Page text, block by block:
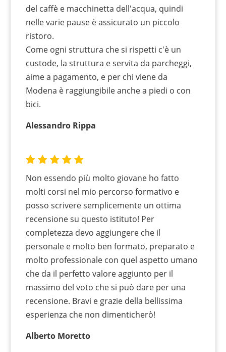
del caffè e macchinetta dell'acqua, quindi
nelle varie pause è assicurato un piccolo
ristoro.
Come ogni struttura che si rispetti c'è un
custode, la struttura e servita da parcheggi,
aime a pagamento, e per chi viene da
Modena è raggiungibile anche a piedi o con
bici.
Alessandro Rippa
Non essendo più molto giovane ho fatto
molti corsi nel mio percorso formativo e
posso scrivere semplicemente un ottima
recensione su questo istituto! Per
completezza devo aggiungere che il
personale e molto ben formato, preparato e
molto professionale con quel aspetto umano
che da il perfetto valore aggiunto per il
massimo del voto che si può dare per una
recensione. Bravi e grazie della bellissima
esperienza che non dimenticherò!
Alberto Moretto